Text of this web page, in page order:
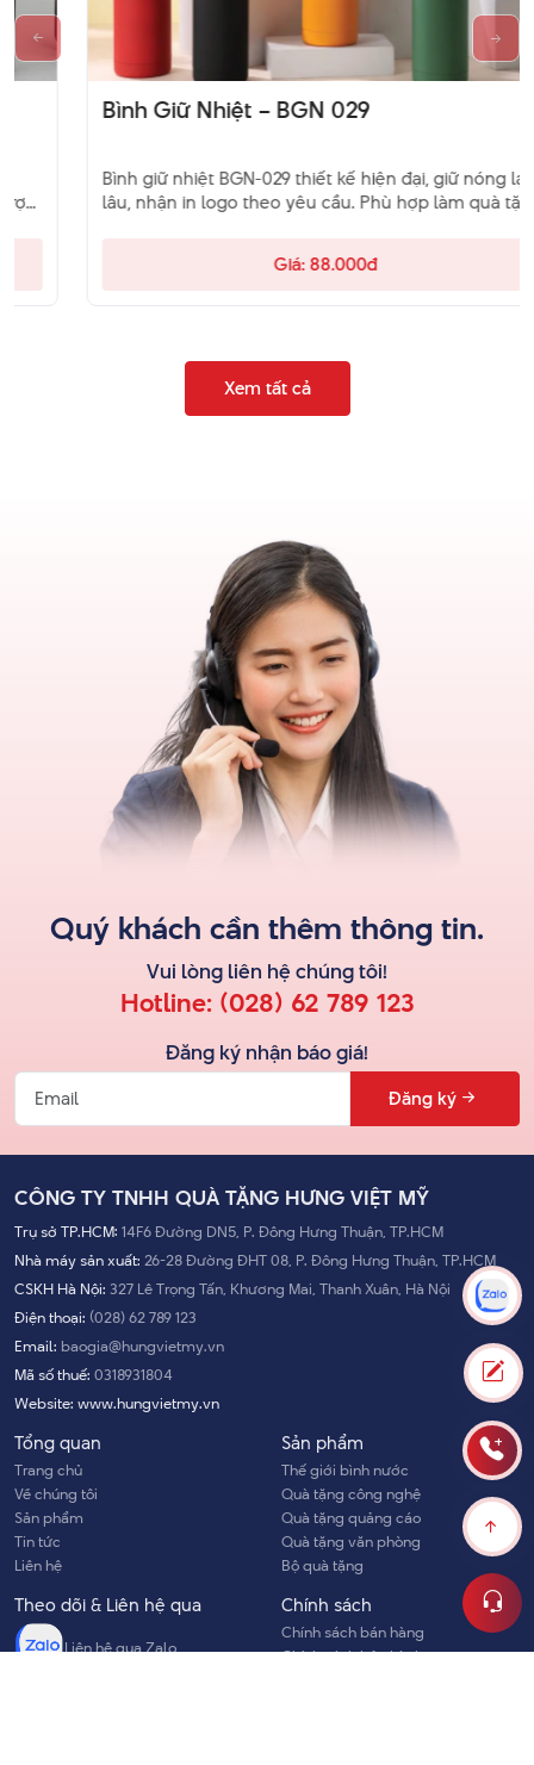
Bình Giữ Nhiệt – BGN 029
Bình giữ nhiệt BGN-029 thiết kế hiện đại, giữ nóng lạnh
lâu, nhận in logo theo yêu cầu. Phù hợp làm quà tặng
Giá: 88.000đ
Xem tất cả
Quý khách cần thêm thông tin.
Vui lòng liên hệ chúng tôi!
Hotline: (028) 62 789 123
Đăng ký nhận báo giá!
Đăng ký
CÔNG TY TNHH QUÀ TẶNG HƯNG VIỆT MỸ
Trụ sở TP.HCM: 14F6 Đường DN5, P. Đông Hưng Thuận, TP.HCM
Nhà máy sản xuất: 26-28 Đường ĐHT 08, P. Đông Hưng Thuận, TP.HCM
CSKH Hà Nội: 327 Lê Trọng Tấn, Khương Mai, Thanh Xuân, Hà Nội
Điện thoại: (028) 62 789 123
Email: baogia@hungvietmy.vn
Mã số thuế: 0318931804
Website: www.hungvietmy.vn
Tổng quan
Trang chủ
Về chúng tôi
Sản phẩm
Tin tức
Liên hệ
Sản phẩm
Thế giới bình nước
Quà tặng công nghệ
Quà tặng quảng cáo
Quà tặng văn phòng
Bộ quà tặng
Chính sách
Chính sách bán hàng
Chính sách bảo hành
Theo dõi & Liên hệ qua
Liên hệ qua Zalo